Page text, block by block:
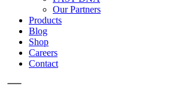
Our Partners
Products
Blog
Shop
Careers
Contact